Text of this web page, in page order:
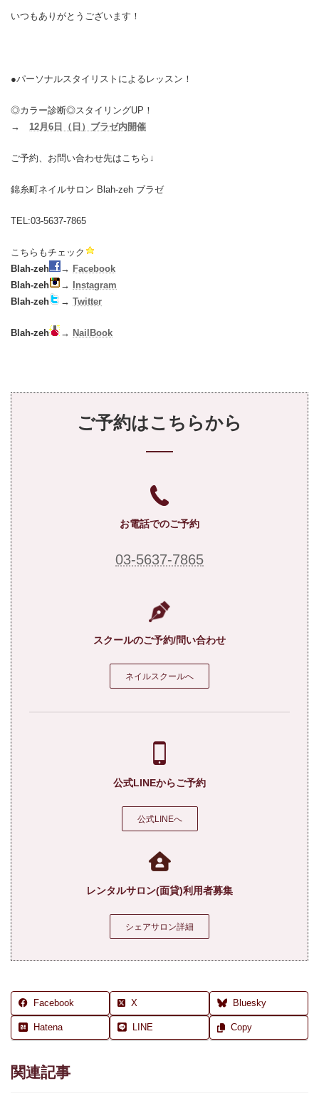
いつもありがとうございます！
●パーソナルスタイリストによるレッスン！
◎カラー診断◎スタイリングUP！
→ 12月6日（日）ブラゼ内開催
ご予約、お問い合わせ先はこちら↓
錦糸町ネイルサロン Blah-zeh ブラゼ
TEL:03-5637-7865
こちらもチェック
B lah-zeh → Facebook
Blah-zeh
→
Instagram
Blah-zeh
→ Twitter
Blah-zeh → NailBook
ご予約はこちらから
お電話でのご予約
03-5637-7865
スクールのご予約/問い合わせ
ネイルスクールへ
公式LINEからご予約
公式LINEへ
レンタルサロン(面貸)利用者募集
シェアサロン詳細
Facebook X Bluesky
Hatena LINE Copy
関連記事